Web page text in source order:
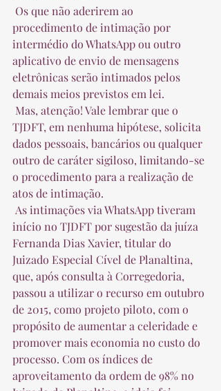
procedimento de intimação por
intermédio do WhatsApp ou outro
aplicativo de envio de mensagens
eletrônicas serão intimados pelos
demais meios previstos em lei.
TJDFT, em nenhuma hipótese, solicita
dados pessoais, bancários ou qualquer
outro de caráter sigiloso, limitando-se
o procedimento para a realização de
atos de intimação.
início no TJDFT por sugestão da juíza
Fernanda Dias Xavier, titular do
Juizado Especial Cível de Planaltina,
que, após consulta à Corregedoria,
passou a utilizar o recurso em outubro
de 2015, como projeto piloto, com o
propósito de aumentar a celeridade e
promover mais economia no custo do
processo. Com os índices de
aproveitamento da ordem de 98% no